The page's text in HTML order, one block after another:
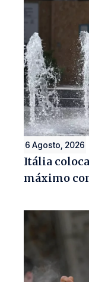
6 Agosto, 2026
Itália
máximo